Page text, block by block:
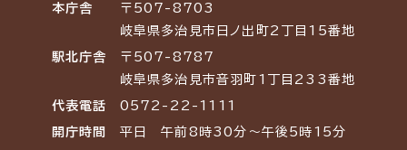
本庁舎
〒507-8703
岐阜県多治見市日ノ出町2丁目15番地
駅北庁舎
〒507-8787
岐阜県多治見市音羽町1丁目233番地
代表電話 0572-22-1111
開庁時間 平日 午前8時30分～午後5時15分